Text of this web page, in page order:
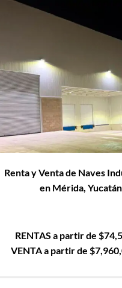
Renta y Venta de Naves
en Mérida, Yucatán
RENTAS a partir de
VENTA a partir de